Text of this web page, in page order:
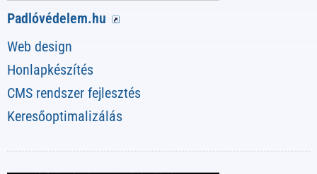
Padlóvédelem.hu
Web design
Honlapkészítés
CMS rendszer fejlesztés
Keresőoptimalizálás